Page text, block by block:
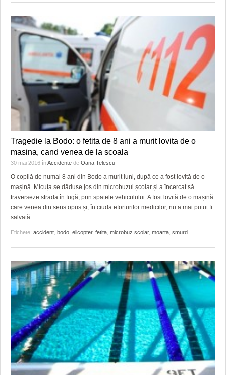
Tragedie la Bodo: o fetita de 8 ani a murit lovita de o
masina, cand venea de la scoala
30 mai 2016 înAccidente de Oana Telescu
O copilă de numai 8 ani din Bodo a murit luni, după ce a fost lovită de o
mașină. Micuța se dăduse jos din microbuzul școlar și a încercat să
traverseze strada în fugă, prin spatele vehiculului. A fost lovită de o mașină
care venea din sens opus și, în ciuda eforturilor medicilor, nu a mai putut fi
salvată.
Etichete: accident bodo elicopter, fetita microbuz scolar, moarta smurd